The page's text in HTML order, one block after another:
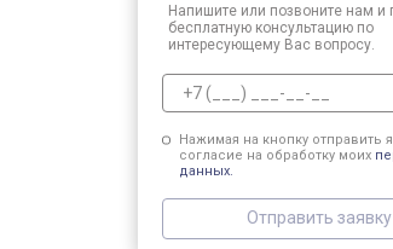
Напишите или позвоните нам и
бесплатную консультацию по
интересующему Вас вопросу.
Нажимая на кнопку отправить
согласие на обработку моих
данных.
Отправить заявку